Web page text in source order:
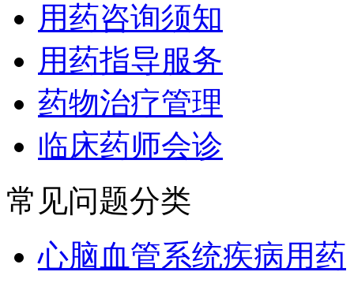
用药咨询须知
用药指导服务
药物治疗管理
临床药师会诊
常见问题分类
心脑血管系统疾病用药